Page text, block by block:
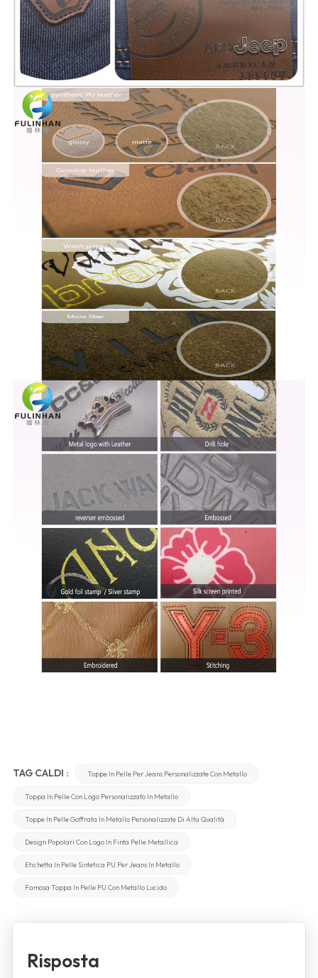
TAG CALDI : Toppe In Pelle Per Jeans Personalizzate Con Metallo
Toppa In Pelle Con Logo Personalizzato In Metallo
Toppe In Pelle Goffrata In Metallo Personalizzate Di Alta Qualità
Design Popolari Con Logo In Finta Pelle Metallica
Etichetta In Pelle Sintetica PU Per Jeans In Metallo
Famosa Toppa In Pelle PU Con Metallo Lucido
Risposta